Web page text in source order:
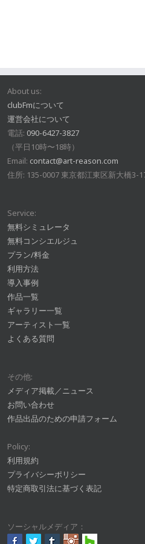
About us:
clubFmについて
運営会社について
電話: 090-6427-3827
（平日10時〜18時）
Email: contact@art-reason.com
住所: 135-0007 東京都江東区新大橋3-
Service:
無料シミュレータ
無料コンシエルジュ
プラン/料金
利用方法
導入事例
作品一覧
ギャラリー一覧
アーティスト一覧
よくある質問
その他:
メディア掲載／ニュース
お問い合わせ
作品出品のための申請フォーム
Policy:
利用規約
プライバシーポリシー
特定商取引法に基づく表記
ソーシャルメディア：